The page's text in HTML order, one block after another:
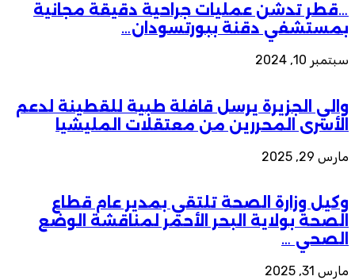
…قطر تدشن عمليات جراحية دقيقة مجانية
بمستشفي دقنة ببورتسودان…
سبتمبر 10, 2024
والي الجزيرة يرسل قافلة طبية للقطينة لدعم
الأسرى المحررين من معتقلات المليشيا
مارس 29, 2025
وكيل وزارة الصحة تلتقي بمدير عام قطاع
الصحة بولاية البحر الأحمر لمناقشة الوضع
الصحي …
مارس 31, 2025